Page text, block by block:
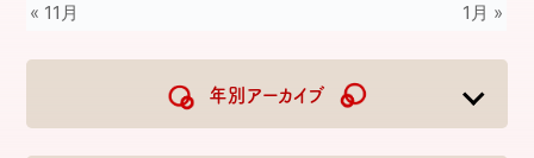
« 11月 1月 »
年別アーカイブ